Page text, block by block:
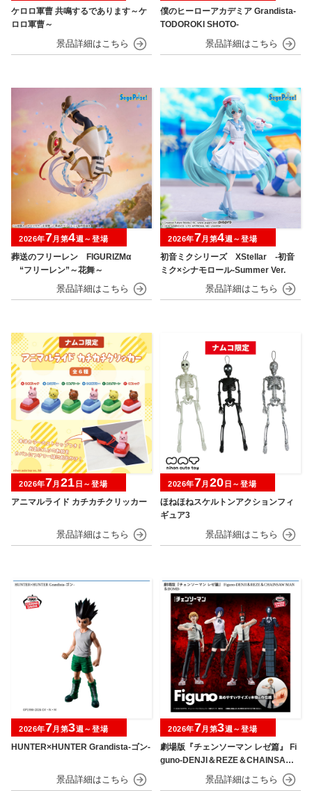
ケロロ軍曹 共鳴するであります～ケ
ロロ軍曹～
僕のヒーローアカデミア Grandista-
TODOROKI SHOTO-
葬送のフリーレン FIGURIZMα
“フリーレン”～花舞～
2026年7月第4週～登場
初音ミクシリーズ XStellar ‐初音
ミク×シナモロール‐Summer Ver.
2026年7月第4週～登場
アニマルライド カチカチクリッカー
2026年7月 21 日～登場
ほねほねスケルトンアクションフィ
ギュア3
2026年7月 20 日～登場
HUNTER×HUNTER Grandista-ゴン-
2026年7月第3週～登場
劇場版『チェンソーマン レゼ篇』 Fi
guno-DENJI＆REZE＆CHAINSAW
MAN＆BOMB-
2026年7月第3週～登場